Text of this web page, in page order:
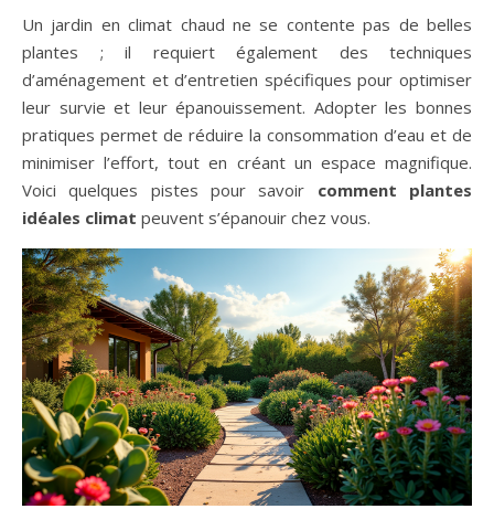
Un jardin en climat chaud ne se contente pas de belles
plantes ; il requiert également des techniques
d’aménagement et d’entretien spécifiques pour optimiser
leur survie et leur épanouissement. Adopter les bonnes
pratiques permet de réduire la consommation d’eau et de
minimiser l’effort, tout en créant un espace magnifique.
Voici quelques pistes pour savoir comment plantes
idéales climat peuvent s’épanouir chez vous.